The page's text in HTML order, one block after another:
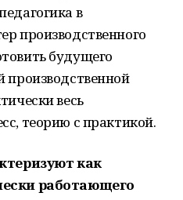
в
производственного
будущего
производственной
весь
теорию с практикой.
как
работающего